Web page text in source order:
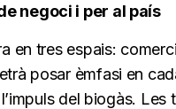
negoci i per al país
en tres espais:
posar èmfasi en
del biogàs.